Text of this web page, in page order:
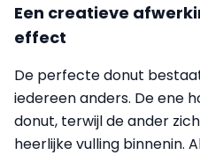
Een creatieve
effect
De perfecte donut
iedereen anders. De ene
donut, terwijl de ander
heerlijke vulling binnenin.